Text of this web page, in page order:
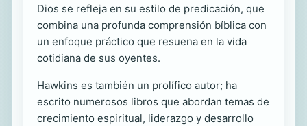
Dios se refleja en su estilo de predicación, que
combina una profunda comprensión bíblica con
un enfoque práctico que resuena en la vida
cotidiana de sus oyentes.
Hawkins es también un prolífico autor; ha
escrito numerosos libros que abordan temas de
crecimiento espiritual, liderazgo y desarrollo